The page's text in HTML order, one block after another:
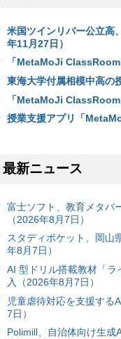
米国ツインリバー公立
年11月27日）
「MetaMoJi
東海大学付属相模中高の
「MetaMoJi
授業支援アプリ「
最新ニュース
富⼠ソフト、教育メタバ
（2026年8月7日）
スタディポケット、岡山
年8月7日）
AI 型ドリル搭載教材「
入（2026年8月7日）
児童虐待対応を支援する
7日）
Polimill、自治体向け生成